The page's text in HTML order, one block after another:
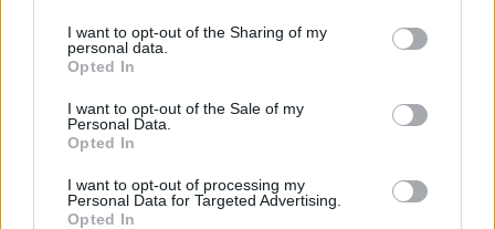
I want to opt-out of the Sharing of my
personal data.
Opted In
I want to opt-out of the Sale of my
Personal Data.
Opted In
I want to opt-out of processing my
Personal Data for Targeted Advertising.
Opted In
TI POTREBBE INTERESSARE
NEWS LIFESTYLE